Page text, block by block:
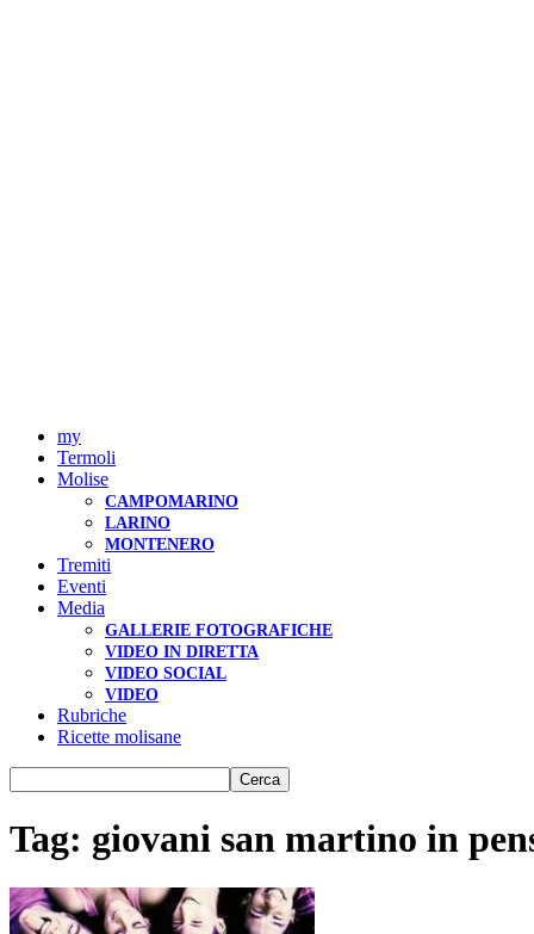
my
Termoli
Molise
CAMPOMARINO
LARINO
MONTENERO
Tremiti
Eventi
Media
GALLERIE FOTOGRAFICHE
VIDEO IN DIRETTA
VIDEO SOCIAL
VIDEO
Rubriche
Ricette molisane
Tag: giovani san martino in